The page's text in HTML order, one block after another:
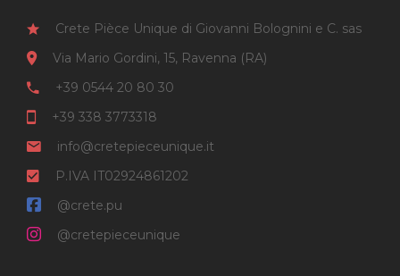
Crete Pièce Unique di Giovanni Bolognini e C. sas
Via Mario Gordini, 15, Ravenna (RA)
+39 0544 20 80 30
+39 338 3773318
info@cretepieceunique.it
P.IVA IT02924861202
@crete.pu
@cretepieceunique